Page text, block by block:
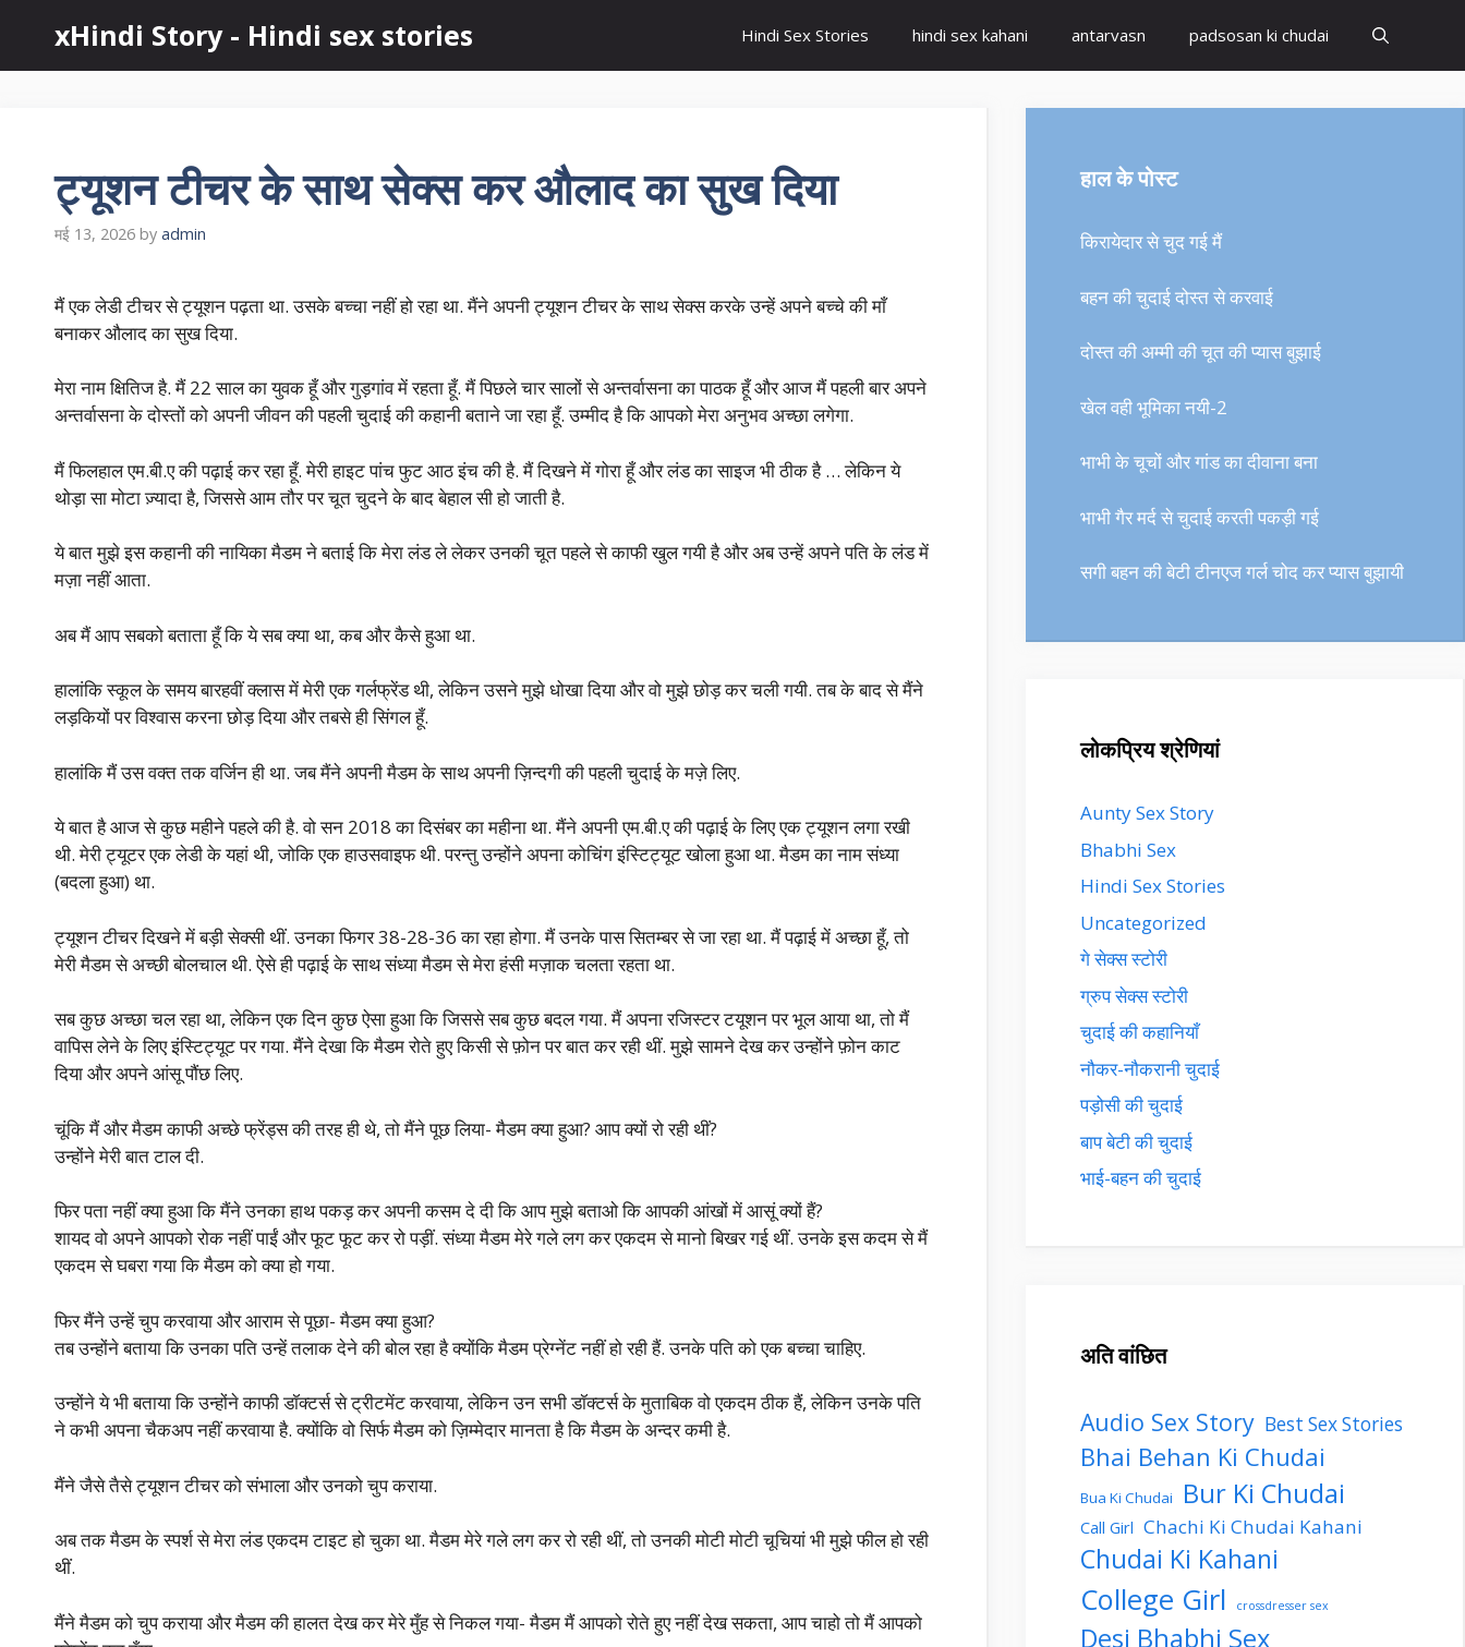
content
xHindi Story - Hindi sex stories Hindi Sex Stories hindi sex kahani antarvasn padsosan ki chudai
ट्यूशन टीचर के साथ सेक्स कर औलाद का सुख दिया
मई 13, 2026 by admin
मैं एक लेडी टीचर से ट्यूशन पढ़ता था. उसके बच्चा नहीं हो रहा था. मैंने अपनी ट्यूशन टीचर के साथ सेक्स करके उन्हें अपने बच्चे की माँ
बनाकर औलाद का सुख दिया.
मेरा नाम क्षितिज है. मैं 22 साल का युवक हूँ और गुड़गांव में रहता हूँ. मैं पिछले चार सालों से अन्तर्वासना का पाठक हूँ और आज मैं पहली बार अपने
अन्तर्वासना के दोस्तों को अपनी जीवन की पहली चुदाई की कहानी बताने जा रहा हूँ. उम्मीद है कि आपको मेरा अनुभव अच्छा लगेगा.
मैं फिलहाल एम.बी.ए की पढ़ाई कर रहा हूँ. मेरी हाइट पांच फुट आठ इंच की है. मैं दिखने में गोरा हूँ और लंड का साइज भी ठीक है … लेकिन ये
थोड़ा सा मोटा ज़्यादा है, जिससे आम तौर पर चूत चुदने के बाद बेहाल सी हो जाती है.
ये बात मुझे इस कहानी की नायिका मैडम ने बताई कि मेरा लंड ले लेकर उनकी चूत पहले से काफी खुल गयी है और अब उन्हें अपने पति के लंड में
मज़ा नहीं आता.
अब मैं आप सबको बताता हूँ कि ये सब क्या था, कब और कैसे हुआ था.
हालांकि स्कूल के समय बारहवीं क्लास में मेरी एक गर्लफ्रेंड थी, लेकिन उसने मुझे धोखा दिया और वो मुझे छोड़ कर चली गयी. तब के बाद से मैंने
लड़कियों पर विश्वास करना छोड़ दिया और तबसे ही सिंगल हूँ.
हालांकि मैं उस वक्त तक वर्जिन ही था. जब मैंने अपनी मैडम के साथ अपनी ज़िन्दगी की पहली चुदाई के मज़े लिए.
ये बात है आज से कुछ महीने पहले की है. वो सन 2018 का दिसंबर का महीना था. मैंने अपनी एम.बी.ए की पढ़ाई के लिए एक ट्यूशन लगा रखी
थी. मेरी ट्यूटर एक लेडी के यहां थी, जोकि एक हाउसवाइफ थी. परन्तु उन्होंने अपना कोचिंग इंस्टिट्यूट खोला हुआ था. मैडम का नाम संध्या
(बदला हुआ) था.
ट्यूशन टीचर दिखने में बड़ी सेक्सी थीं. उनका फिगर 38-28-36 का रहा होगा. मैं उनके पास सितम्बर से जा रहा था. मैं पढ़ाई में अच्छा हूँ, तो
मेरी मैडम से अच्छी बोलचाल थी. ऐसे ही पढ़ाई के साथ संध्या मैडम से मेरा हंसी मज़ाक चलता रहता था.
सब कुछ अच्छा चल रहा था, लेकिन एक दिन कुछ ऐसा हुआ कि जिससे सब कुछ बदल गया. मैं अपना रजिस्टर टयूशन पर भूल आया था, तो मैं
वापिस लेने के लिए इंस्टिट्यूट पर गया. मैंने देखा कि मैडम रोते हुए किसी से फ़ोन पर बात कर रही थीं. मुझे सामने देख कर उन्होंने फ़ोन काट
दिया और अपने आंसू पौंछ लिए.
चूंकि मैं और मैडम काफी अच्छे फ्रेंड्स की तरह ही थे, तो मैंने पूछ लिया- मैडम क्या हुआ? आप क्यों रो रही थीं?
उन्होंने मेरी बात टाल दी.
फिर पता नहीं क्या हुआ कि मैंने उनका हाथ पकड़ कर अपनी कसम दे दी कि आप मुझे बताओ कि आपकी आंखों में आसूं क्यों हैं?
शायद वो अपने आपको रोक नहीं पाईं और फूट फूट कर रो पड़ीं. संध्या मैडम मेरे गले लग कर एकदम से मानो बिखर गई थीं. उनके इस कदम से मैं
एकदम से घबरा गया कि मैडम को क्या हो गया.
फिर मैंने उन्हें चुप करवाया और आराम से पूछा- मैडम क्या हुआ?
तब उन्होंने बताया कि उनका पति उन्हें तलाक देने की बोल रहा है क्योंकि मैडम प्रेग्नेंट नहीं हो रही हैं. उनके पति को एक बच्चा चाहिए.
उन्होंने ये भी बताया कि उन्होंने काफी डॉक्टर्स से ट्रीटमेंट करवाया, लेकिन उन सभी डॉक्टर्स के मुताबिक वो एकदम ठीक हैं, लेकिन उनके पति
ने कभी अपना चैकअप नहीं करवाया है. क्योंकि वो सिर्फ मैडम को ज़िम्मेदार मानता है कि मैडम के अन्दर कमी है.
मैंने जैसे तैसे ट्यूशन टीचर को संभाला और उनको चुप कराया.
अब तक मैडम के स्पर्श से मेरा लंड एकदम टाइट हो चुका था. मैडम मेरे गले लग कर रो रही थीं, तो उनकी मोटी मोटी चूचियां भी मुझे फील हो रही
थीं.
मैंने मैडम को चुप कराया और मैडम की हालत देख कर मेरे मुँह से निकल गया- मैडम मैं आपको रोते हुए नहीं देख सकता, आप चाहो तो मैं आपको
हाल के पोस्ट
किरायेदार से चुद गई मैं
बहन की चुदाई दोस्त से करवाई
दोस्त की अम्मी की चूत की प्यास बुझाई
खेल वही भूमिका नयी-2
भाभी के चूचों और गांड का दीवाना बना
भाभी गैर मर्द से चुदाई करती पकड़ी गई
सगी बहन की बेटी टीनएज गर्ल चोद कर प्यास बुझायी
लोकप्रिय श्रेणियां
Aunty Sex Story
Bhabhi Sex
Hindi Sex Stories
Uncategorized
गे सेक्स स्टोरी
ग्रुप सेक्स स्टोरी
चुदाई की कहानियाँ
नौकर-नौकरानी चुदाई
पड़ोसी की चुदाई
बाप बेटी की चुदाई
भाई-बहन की चुदाई
अति वांछित
Audio Sex Story Best Sex Stories
Bhai Behan Ki Chudai
Bua Ki Chudai Bur Ki Chudai
Call Girl Chachi Ki Chudai Kahani
Chudai Ki Kahani
College Girl crossdresser sex
Desi Bhabhi Sex